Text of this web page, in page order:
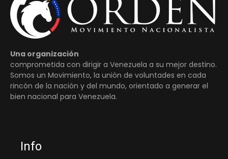
Una organización
comprometida con dirigir a Venezuela a su mejor destino.
Somos un Movimiento, la unión de voluntades en cada
rincón de la nación y del mundo, orientado a generar el
bien nacional para Venezuela.
Info